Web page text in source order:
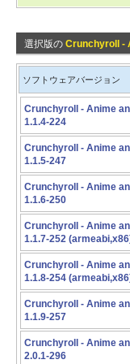
選択版の Crunchyroll -
ソフトウェアバージョン
Crunchyroll - Anime
1.1.4-224
Crunchyroll - Anime
1.1.5-247
Crunchyroll - Anime
1.1.6-250
Crunchyroll - Anime
1.1.7-252
Crunchyroll - Anime
1.1.8-254
Crunchyroll - Anime
1.1.9-257
Crunchyroll - Anime
2.0.1-296